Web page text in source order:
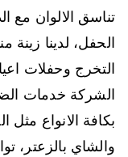
تناسق الالوان مع
الحفل، لدينا زينة
التخرج وحفلات
الشركة خدمات
بكافة الانواع مثل
والشاي بالزعتر،